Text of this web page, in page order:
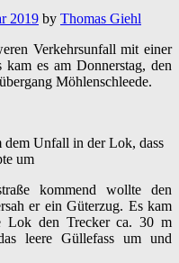
2019 by Thomas Giehl
Verkehrsunfall mit einer
es am Donnerstag, den
Möhlenschleede.
Unfall in der Lok, dass
um
kommend wollte den
er ein Güterzug. Es kam
Lok den Trecker ca. 30 m
leere Güllefass um und